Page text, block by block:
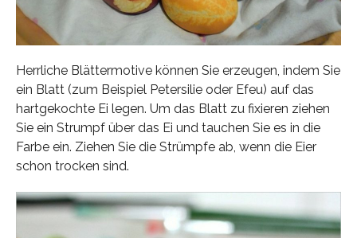
Herrliche Blättermotive können Sie erzeugen, indem Sie
ein Blatt (zum Beispiel Petersilie oder Efeu) auf das
hartgekochte Ei legen. Um das Blatt zu fixieren ziehen
Sie ein Strumpf über das Ei und tauchen Sie es in die
Farbe ein. Ziehen Sie die Strümpfe ab, wenn die Eier
schon trocken sind.